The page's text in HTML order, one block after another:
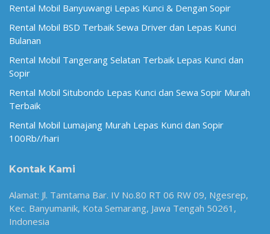
Rental Mobil Banyuwangi Lepas Kunci & Dengan Sopir
Rental Mobil BSD Terbaik Sewa Driver dan Lepas Kunci
Bulanan
Rental Mobil Tangerang Selatan Terbaik Lepas Kunci dan
Sopir
Rental Mobil Situbondo Lepas Kunci dan Sewa Sopir Murah
Terbaik
Rental Mobil Lumajang Murah Lepas Kunci dan Sopir
100Rb//hari
Kontak Kami
Alamat: Jl. Tamtama Bar. IV No.80 RT 06 RW 09, Ngesrep,
Kec. Banyumanik, Kota Semarang, Jawa Tengah 50261,
Indonesia